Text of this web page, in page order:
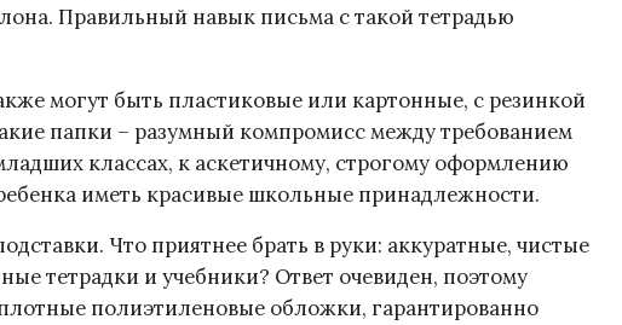
Правильный навык письма с такой тетрадью
могут быть пластиковые или картонные, с резинкой
папки – разумный компромисс между требованием
классах, к аскетичному, строгому оформлению
иметь красивые школьные принадлежности.
Что приятнее брать в руки: аккуратные, чистые
тетрадки и учебники? Ответ очевиден, поэтому
полиэтиленовые обложки, гарантированно